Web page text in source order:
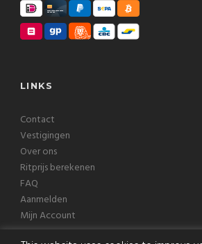
LINKS
Contact
Vestigingen
Over ons
Ritprijs berekenen
FAQ
Aanmelden
Mijn Account